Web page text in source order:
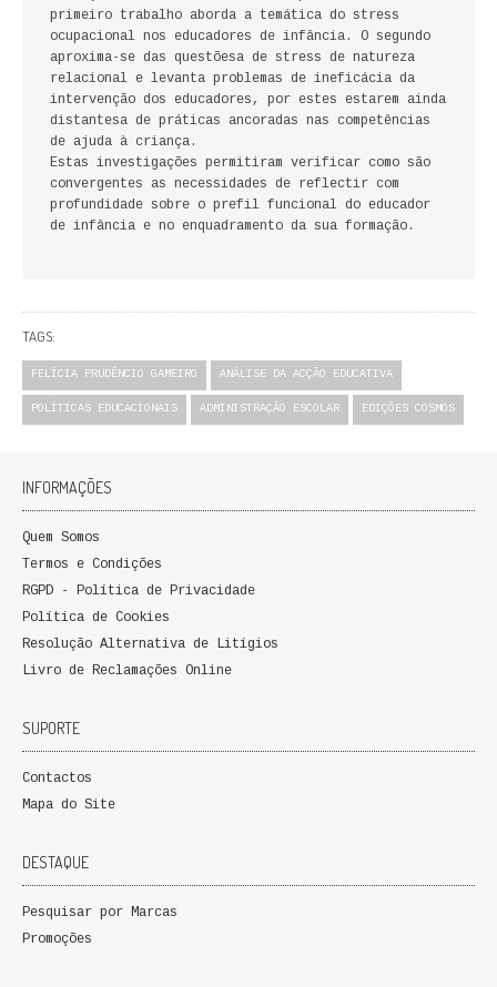
FICÇÃO E ROMANCE
LABIRINTOS DE EROS
NOVA BIBLIOTECA COSMOS
POESIA E TEATRO
CIÊNCIA POLITICA
RELAÇÕES INTERNACIONAIS
COLEÇÃO ATENA
QUEM SOMOS
PROMOÇÕES
VER CARRINHO
CONTACTOS
primeiro trabalho aborda a temática do stress
ocupacional nos educadores de infância. O segundo
aproxima-se das questõesa de stress de natureza
relacional e levanta problemas de ineficácia da
intervenção dos educadores, por estes estarem ainda
distantesa de práticas ancoradas nas competências
de ajuda à criança.
Estas investigações permitiram verificar como são
convergentes as necessidades de reflectir com
profundidade sobre o prefil funcional do educador
de infância e no enquadramento da sua formação.
TAGS:
FELÍCIA PRUDÊNCIO GAMEIRO ANÁLISE DA ACÇÃO EDUCATIVA
POLÍTICAS EDUCACIONAIS ADMINISTRAÇÃO ESCOLAR EDIÇÕES COSMOS
INFORMAÇÕES
Quem Somos
Termos e Condições
RGPD - Política de Privacidade
Política de Cookies
Resolução Alternativa de Litígios
Livro de Reclamações Online
SUPORTE
Contactos
Mapa do Site
DESTAQUE
Pesquisar por Marcas
Promoções